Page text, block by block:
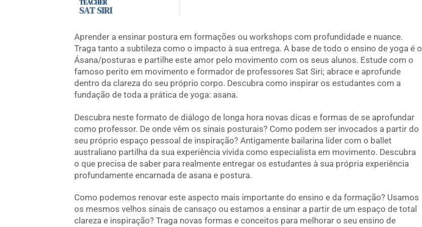
SAT SIRI
Aprender a ensinar postura em formações ou workshops com profundidade e nuance.
Traga tanto a subtileza como o impacto à sua entrega. A base de todo o ensino de yoga é o
Ásana/posturas e partilhe este amor pelo movimento com os seus alunos. Estude com o
famoso perito em movimento e formador de professores Sat Siri; abrace e aprofunde
dentro da clareza do seu próprio corpo. Descubra como inspirar os estudantes com a
fundação de toda a prática de yoga: asana.
Descubra neste formato de diálogo de longa hora novas dicas e formas de se aprofundar
como professor. De onde vêm os sinais posturais? Como podem ser invocados a partir do
seu próprio espaço pessoal de inspiração? Antigamente bailarina líder com o ballet
australiano partilha da sua experiência vivida como especialista em movimento. Descubra
o que precisa de saber para realmente entregar os estudantes à sua própria experiência
profundamente encarnada de asana e postura.
Como podemos renovar este aspecto mais importante do ensino e da formação? Usamos
os mesmos velhos sinais de cansaço ou estamos a ensinar a partir de um espaço de total
clareza e inspiração? Traga novas formas e conceitos para melhorar o seu ensino de